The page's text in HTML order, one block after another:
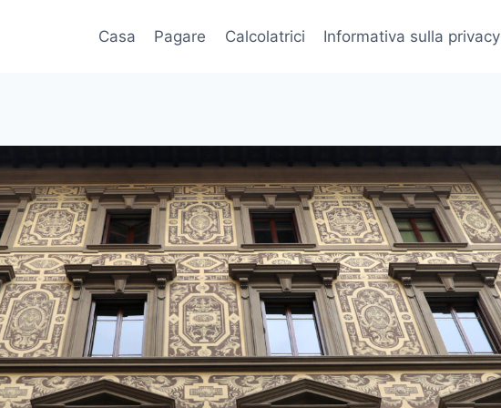
Casa Pagare Calcolatrici Informativa sulla privacy